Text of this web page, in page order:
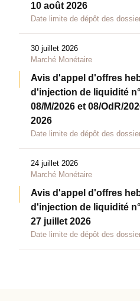
10 août 2026
Date limite de dépôt des
30 juillet 2026
Marché Monétaire
Avis d'appel d'offres
d'injection de liquidité
08/M/2026 et 08/OdR/
2026
Date limite de dépôt des
24 juillet 2026
Marché Monétaire
Avis d'appel d'offres
d'injection de liquidité
27 juillet 2026
Date limite de dépôt des